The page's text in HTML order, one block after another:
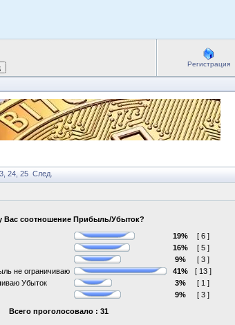
Регистрация
24 25 След.
Вас соотношение Прибыль/Убыток?
19%
[ 6 ]
16%
[ 5 ]
9%
[ 3 ]
не ограничиваю
41%
[ 13 ]
Убыток
3%
[ 1 ]
9%
[ 3 ]
Всего проголосовало : 31